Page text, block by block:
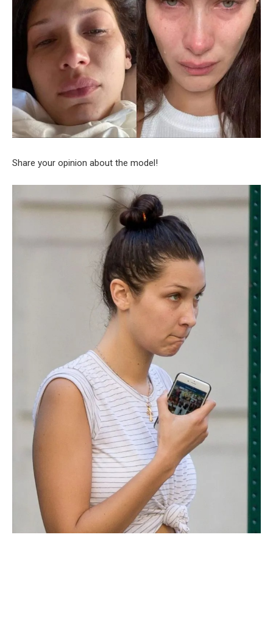
Share your opinion about the model!